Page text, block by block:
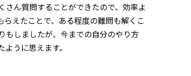
ん質問することができたので、効率よ
えたことで、ある程度の難問も解くこ
もしましたが、今までの自分のやり方
うに思えます。